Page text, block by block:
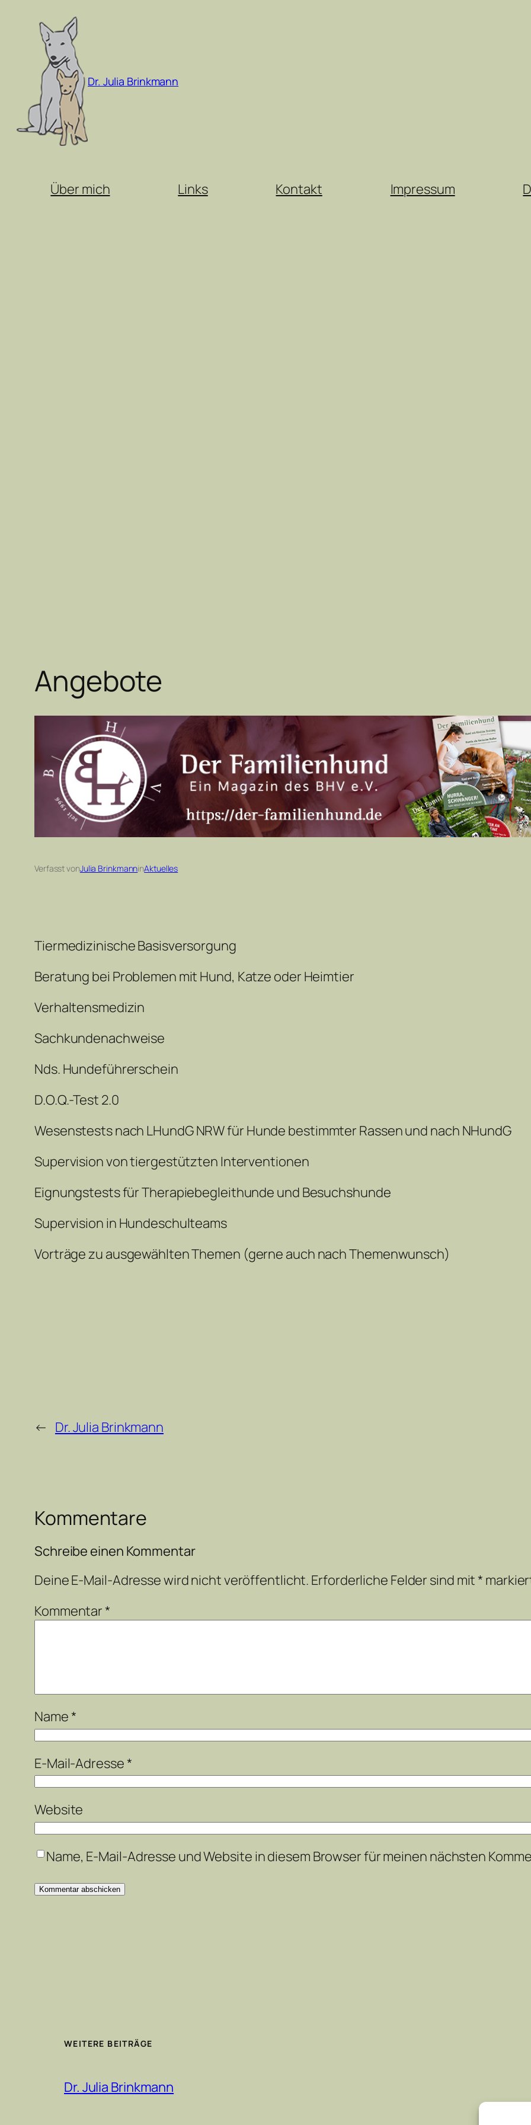
springen
Dr. Julia Brinkmann
Über mich Links Kontakt Impressum
Angebote
Verfasst vonJulia BrinkmanninAktuelles
Tiermedizinische Basisversorgung
Beratung bei Problemen mit Hund, Katze oder Heimtier
Verhaltensmedizin
Sachkundenachweise
Nds. Hundeführerschein
D.O.Q.-Test 2.0
Wesenstests nach LHundG NRW für Hunde bestimmter Rassen und nach NHundG
Supervision von tiergestützten Interventionen
Eignungstests für Therapiebegleithunde und Besuchshunde
Supervision in Hundeschulteams
Vorträge zu ausgewählten Themen (gerne auch nach Themenwunsch)
← Dr. Julia Brinkmann
Kommentare
Schreibe einen Kommentar
Deine E-Mail-Adresse wird nicht veröffentlicht. Erforderliche Felder sind mit *
Kommentar *
Name *
E-Mail-Adresse *
Website
Name, E-Mail-Adresse und Website in diesem Browser für meinen nächsten
WEITERE BEITRÄGE
Dr. Julia Brinkmann